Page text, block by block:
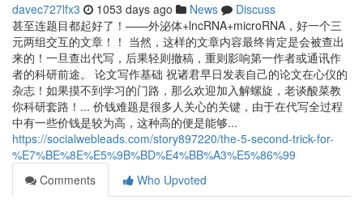
davec727lfx3 1053 days ago News
Discuss
甚至连题目都起好了！——外泌体+lncRNA+microRNA，好一个三
元两组交互的文章！！ 当然，这样的文章内容最终肯定是会被查出
来的！一旦查出代写，后果轻则撤稿，重则影响第一作者或通讯作
者的科研前途。 论文写作基础 祝诸君早日发表自己的论文在心仪的
杂志！如果摸不到学习的门路，那么欢迎加入解螺旋，老谈酸菜教
你科研套路！... 价钱难题是很多人关心的关键，由于在代写全过程
中有一些价钱是较为高，这种高的便是能够...
https://socialwebleads.com/story897220/the-5-second-trick-for-
%E7%BE%8E%E5%9B%BD%E4%BB%A3%E5%86%99
Comments
Who Upvoted